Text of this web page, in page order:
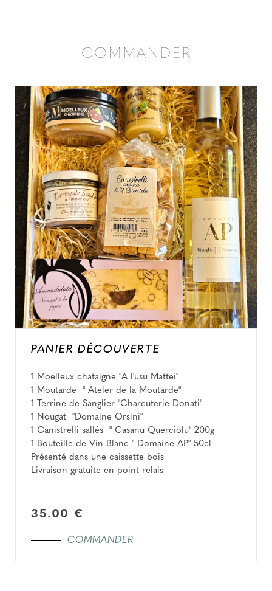
COMMANDER
PANIER DÉCOUVERTE
1 Moelleux chataigne "A l'usu Mattei"
1 Moutarde " Ateler de la Moutarde"
1 Terrine de Sanglier "Charcuterie Donati"
1 Nougat "Domaine Orsini"
1 Canistrelli sallés " Casanu Querciolu" 200g
1 Bouteille de Vin Blanc " Domaine AP" 50cl
Présenté dans une caissette bois
Livraison gratuite en point relais
35.00 €
COMMANDER